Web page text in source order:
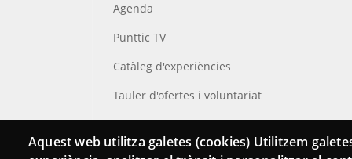
Agenda
Punttic TV
Catàleg d'experiències
Tauler d'ofertes i voluntariat
Cerca el teu Punt TIC
Aquest web utilitza galetes (cookies) Utilitzem